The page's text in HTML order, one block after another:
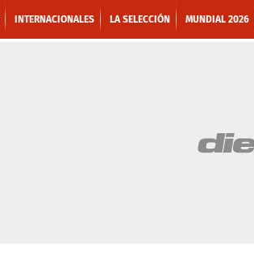
INTERNACIONALES LA SELECCIÓN MUNDIAL 2026